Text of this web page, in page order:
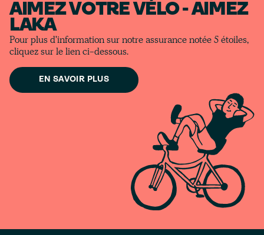
AIMEZ VOTRE VÉLO - AIMEZ
LAKA
Pour plus d'information sur notre assurance notée 5 étoiles,
cliquez sur le lien ci-dessous.
EN SAVOIR PLUS